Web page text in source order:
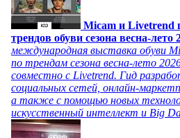
Micam и Livetrend
трендов обуви сезона весна-лето
международная выставка обуви
по трендам сезона весна-лето
совместно с Livetrend. Гид
социальных сетей, онлайн-
а также с помощью новых
искусственный интеллект и Big